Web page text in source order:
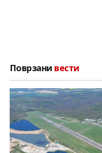
Поврзани вести